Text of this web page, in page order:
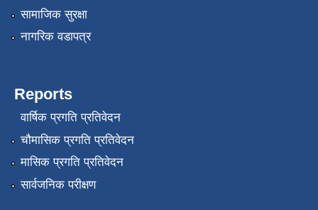
सामाजिक सुरक्षा
नागरिक वडापत्र
Reports
वार्षिक प्रगति प्रतिवेदन
चौमासिक प्रगति प्रतिवेदन
मासिक प्रगति प्रतिवेदन
सार्वजनिक परीक्षण